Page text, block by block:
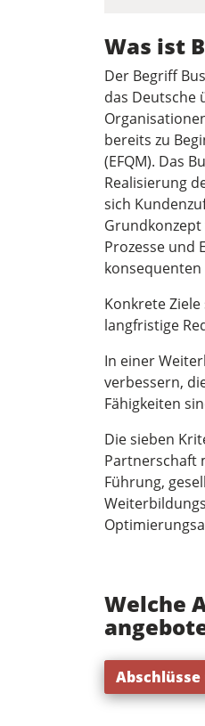
Was ist
Der Begriff
das Deutsche
bereits zu
(EFQM). Das
Realisierung
sich
Grundkonzept
Prozesse und
Konkrete
langfristige
In einer
verbessern,
Fähigkeiten
Die sieben
Partnerschaft
Führung,
Welche